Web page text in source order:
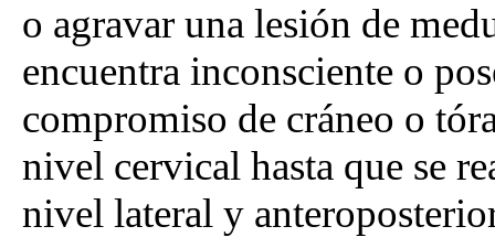
o agravar una lesión de
encuentra inconsciente o
compromiso de cráneo o
nivel cervical hasta que se
nivel lateral y